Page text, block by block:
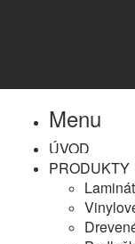
Menu
ÚVOD
PRODUKTY